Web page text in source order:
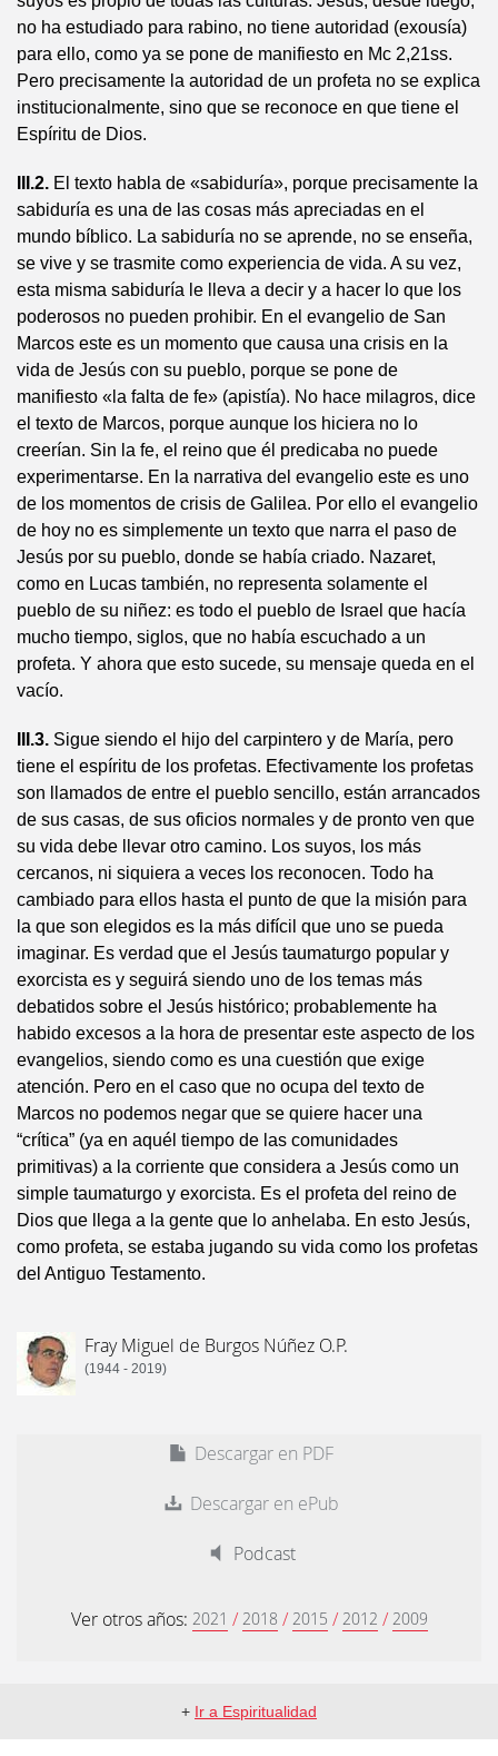
no ha estudiado para rabino, no tiene autoridad (exousía)
para ello, como ya se pone de manifiesto en Mc 2,21ss.
Pero precisamente la autoridad de un profeta no se explica
institucionalmente, sino que se reconoce en que tiene el
Espíritu de Dios.
III.2. El texto habla de «sabiduría», porque precisamente la
sabiduría es una de las cosas más apreciadas en el
mundo bíblico. La sabiduría no se aprende, no se enseña,
se vive y se trasmite como experiencia de vida. A su vez,
esta misma sabiduría le lleva a decir y a hacer lo que los
poderosos no pueden prohibir. En el evangelio de San
Marcos este es un momento que causa una crisis en la
vida de Jesús con su pueblo, porque se pone de
manifiesto «la falta de fe» (apistía). No hace milagros, dice
el texto de Marcos, porque aunque los hiciera no lo
creerían. Sin la fe, el reino que él predicaba no puede
experimentarse. En la narrativa del evangelio este es uno
de los momentos de crisis de Galilea. Por ello el evangelio
de hoy no es simplemente un texto que narra el paso de
Jesús por su pueblo, donde se había criado. Nazaret,
como en Lucas también, no representa solamente el
pueblo de su niñez: es todo el pueblo de Israel que hacía
mucho tiempo, siglos, que no había escuchado a un
profeta. Y ahora que esto sucede, su mensaje queda en el
vacío.
III.3. Sigue siendo el hijo del carpintero y de María, pero
tiene el espíritu de los profetas. Efectivamente los profetas
son llamados de entre el pueblo sencillo, están arrancados
de sus casas, de sus oficios normales y de pronto ven que
su vida debe llevar otro camino. Los suyos, los más
cercanos, ni siquiera a veces los reconocen. Todo ha
cambiado para ellos hasta el punto de que la misión para
la que son elegidos es la más difícil que uno se pueda
imaginar. Es verdad que el Jesús taumaturgo popular y
exorcista es y seguirá siendo uno de los temas más
debatidos sobre el Jesús histórico; probablemente ha
habido excesos a la hora de presentar este aspecto de los
evangelios, siendo como es una cuestión que exige
atención. Pero en el caso que no ocupa del texto de
Marcos no podemos negar que se quiere hacer una
“crítica” (ya en aquél tiempo de las comunidades
primitivas) a la corriente que considera a Jesús como un
simple taumaturgo y exorcista. Es el profeta del reino de
Dios que llega a la gente que lo anhelaba. En esto Jesús,
como profeta, se estaba jugando su vida como los profetas
del Antiguo Testamento.
Fray Miguel de Burgos Núñez O.P.
(1944 - 2019)
Descargar en PDF
Descargar en ePub
Podcast
Ver otros años: 2021 / 2018 / 2015 / 2012 / 2009
+ Ir a Espiritualidad